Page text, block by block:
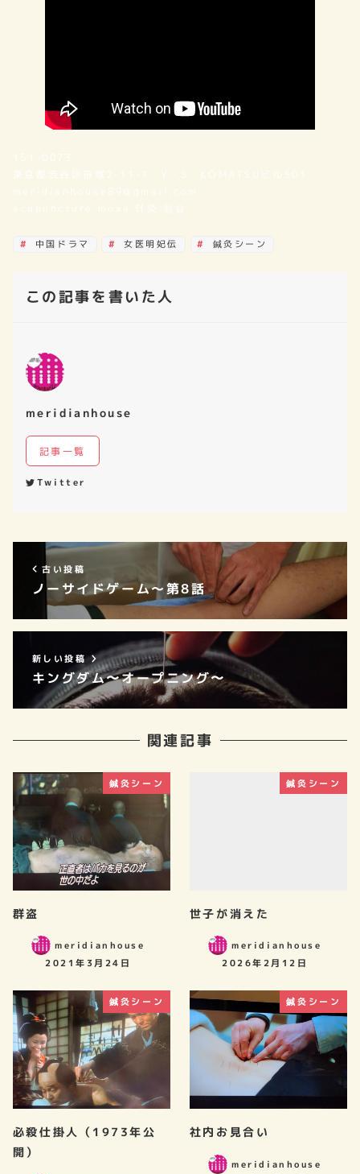
中国ドラマ 女医明妃伝 鍼灸シーン
この記事を書いた人
meridianhouse
記事一覧
Twitter
古い投稿
ノーサイドゲーム～第8話
新しい投稿
キングダム〜オープニング〜
関連記事
鍼灸シーン
群盗
meridianhouse
2021年3月24日
鍼灸シーン
世子が消えた
meridianhouse
2026年2月12日
鍼灸シーン
必殺仕掛人（1973年公
開）
鍼灸シーン
社内お見合い
meridianhouse